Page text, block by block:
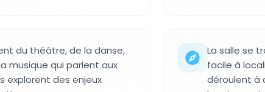
du théâtre, de la danse,
musique qui parlent aux
explorent des enjeux
La salle se
facile à
déroulent à